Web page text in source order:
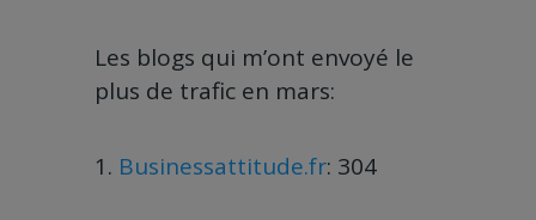
Les blogs qui m’ont envoyé le
plus de trafic en mars:
1. Businessattitude.fr: 304